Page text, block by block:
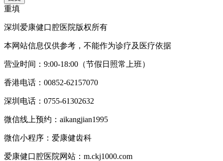
重填
深圳爱康健口腔医院版权所有
本网站信息仅供参考，不能作为诊疗及医疗依据
营业时间：9:00-18:00（节假日照常上班）
香港电话：00852-62157070
深圳电话：0755-61302632
微信线上预约：aikangjian1995
微信小程序：爱康健齿科
爱康健口腔医院网站：m.ckj1000.com